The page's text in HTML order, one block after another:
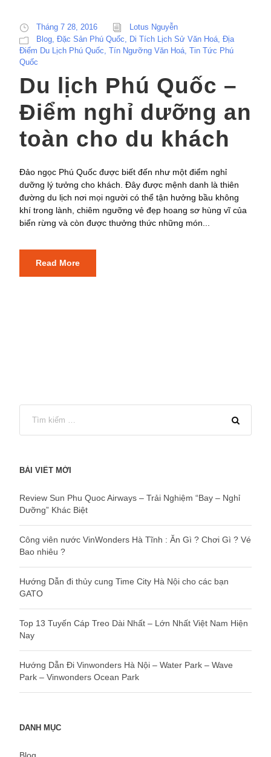
Tháng 7 28, 2016
Lotus Nguyễn
Blog, Đặc Sản Phú Quốc, Di Tích Lịch Sử Văn Hoá, Địa
Điểm Du Lịch Phú Quốc, Tín Ngưỡng Văn Hoá, Tin Tức Phú
Quốc
Du lịch Phú Quốc –
Điểm nghỉ dưỡng an
toàn cho du khách
Đảo ngọc Phú Quốc được biết đến như một điểm nghỉ
dưỡng lý tưởng cho khách. Đây được mệnh danh là thiên
đường du lịch nơi mọi người có thể tận hưởng bầu không
khí trong lành, chiêm ngưỡng vẻ đẹp hoang sơ hùng vĩ của
biển rừng và còn được thưởng thức những món...
Read More
BÀI VIẾT MỚI
Review Sun Phu Quoc Airways – Trải Nghiệm “Bay – Nghỉ
Dưỡng” Khác Biệt
Công viên nước VinWonders Hà Tĩnh : Ăn Gì ? Chơi Gì ? Vé
Bao nhiêu ?
Hướng Dẫn đi thủy cung Time City Hà Nội cho các bạn
GATO
Top 13 Tuyến Cáp Treo Dài Nhất – Lớn Nhất Việt Nam Hiện
Nay
Hướng Dẫn Đi Vinwonders Hà Nội – Water Park – Wave
Park – Vinwonders Ocean Park
DANH MỤC